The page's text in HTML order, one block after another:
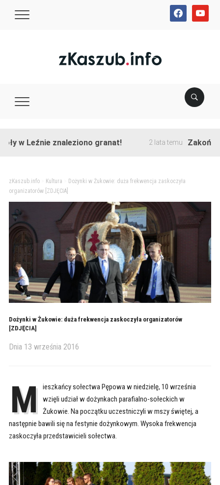
facebookyoutube
znaleziono granat! 2 lata temu Zakończono
zKaszub.info> Kultura
Dożynki w Żukowie: duża frekwencja zaskoczyła
organizatorów [ZDJĘCIA]
Dożynki w Żukowie: duża frekwencja zaskoczyła organizatorów
[ZDJĘCIA]
Dnia 13 września 2016
M ieszkańcy sołectwa Pępowa w niedzielę, 10 września
wzięli udział w dożynkach parafialno-sołeckich w
Żukowie. Na początku uczestniczyli w mszy świętej, a
następnie bawili się na festynie dożynkowym. Wysoka frekwencja
zaskoczyła przedstawicieli sołectwa.